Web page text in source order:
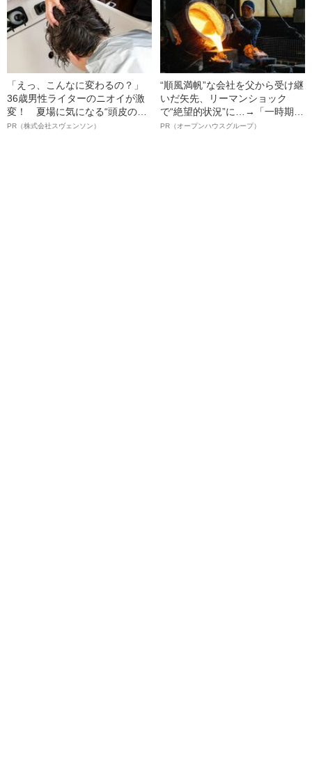
「えっ、こんなに変わるの？」
36歳男性ライターのニオイが激
変！ 夏場に気になる“頭皮のニ
オイ”や“ベタつき”を解消す
PR（株式会社スヴェンソン）
“順風満帆”な会社を父から受け継
いだ矢先、リーマンショック
で“絶望的状況”に…→「一時期は
納品3年待ち」のヒット商品を生
PR（オープンハウスグループ）